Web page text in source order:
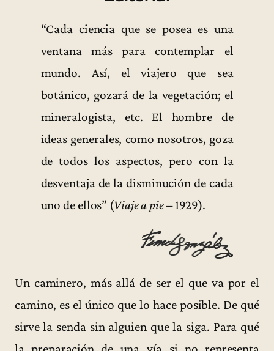
“Cada ciencia que se posea es una
ventana más para contemplar el
mundo. Así, el viajero que sea
botánico, gozará de la vegetación; el
mineralogista, etc. El hombre de
ideas generales, como nosotros, goza
de todos los aspectos, pero con la
desventaja de la disminución de cada
uno de ellos” (Viaje a pie– 1929).
Un caminero, más allá de ser el que va por el
camino, es el único que lo hace posible. De qué
sirve la senda sin alguien que la siga. Para qué